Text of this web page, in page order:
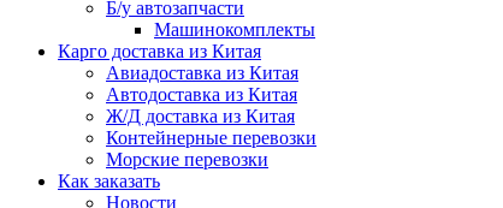
Б/у автозапчасти
Машинокомплекты
Карго доставка из Китая
Авиадоставка из Китая
Автодоставка из Китая
Ж/Д доставка из Китая
Контейнерные перевозки
Морские перевозки
Как заказать
Новости